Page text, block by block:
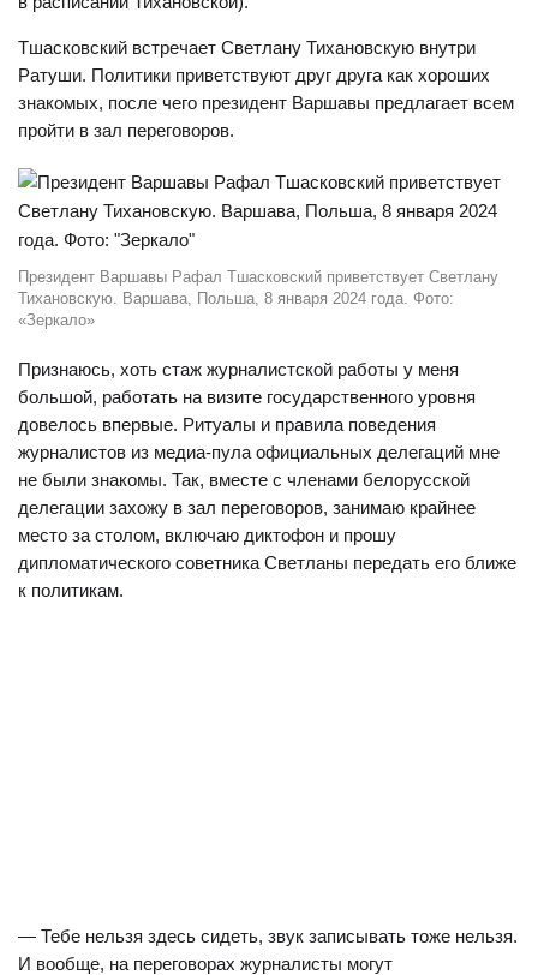
Тшасковский встречает Светлану Тихановскую внутри
Ратуши. Политики приветствуют друг друга как хороших
знакомых, после чего президент Варшавы предлагает всем
пройти в зал переговоров.
Президент Варшавы Рафал Тшасковский приветствует Светлану
Тихановскую. Варшава, Польша, 8 января 2024 года. Фото:
«Зеркало»
Признаюсь, хоть стаж журналистской работы у меня
большой, работать на визите государственного уровня
довелось впервые. Ритуалы и правила поведения
журналистов из медиа-пула официальных делегаций мне
не были знакомы. Так, вместе с членами белорусской
делегации захожу в зал переговоров, занимаю крайнее
место за столом, включаю диктофон и прошу
дипломатического советника Светланы передать его ближе
к политикам.
— Тебе нельзя здесь сидеть, звук записывать тоже нельзя.
И вообще, на переговорах журналисты могут